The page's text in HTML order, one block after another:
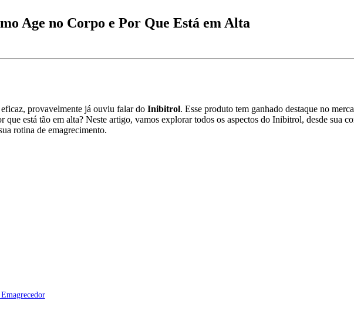
Age no Corpo e Por Que Está em Alta
provavelmente já ouviu falar do Inibitrol. Esse produto tem ganhado destaque no
está tão em alta? Neste artigo, vamos explorar todos os aspectos do Inibitrol, desde sua
rotina de emagrecimento.